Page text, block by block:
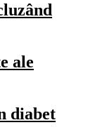
ale
diabet